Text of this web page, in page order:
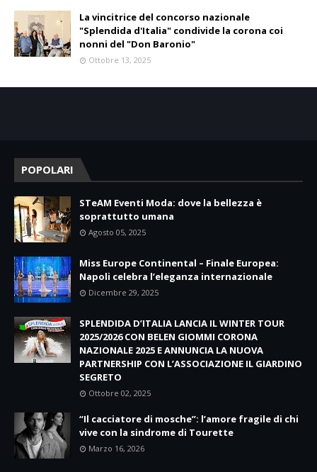
La vincitrice del concorso nazionale
"Splendida d'Italia" condivide la corona coi
nonni del "Don Baronio"
Ottobre 13, 2025
POPOLARI
STeAM Eventi Moda: dove la bellezza è
soprattutto umana
Agosto 05, 2025
Miss Europe Continental – Finale Europea:
Napoli celebra l’eleganza internazionale
Dicembre 29, 2025
SPLENDIDA D’ITALIA LANCIA IL WINTER TOUR
2025/2026 CON BELEN GIOMMI CORONA
NAZIONALE 2025 E ANNUNCIA LA NUOVA
PARTNERSHIP CON L’ASSOCIAZIONE IL GIARDINO
SEGRETO
Ottobre 02, 2025
“Il cacciatore di mosche”: l’amore fragile di chi
vive con la sindrome di Tourette
Marzo 16, 2026